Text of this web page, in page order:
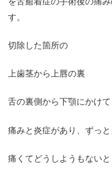
す。
切除した箇所の
上歯茎から上唇の裏
舌の裏側から下顎にかけて
痛みと炎症があり、ずっ
痛くてどうしようもないと